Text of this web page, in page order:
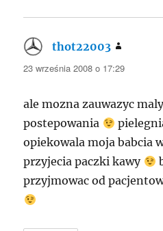
thot22003
23 września 2008 o 17:29
ale mozna zauwazyc
postepowania
opiekowala moja babcia
przyjecia paczki kawy
przyjmowac od